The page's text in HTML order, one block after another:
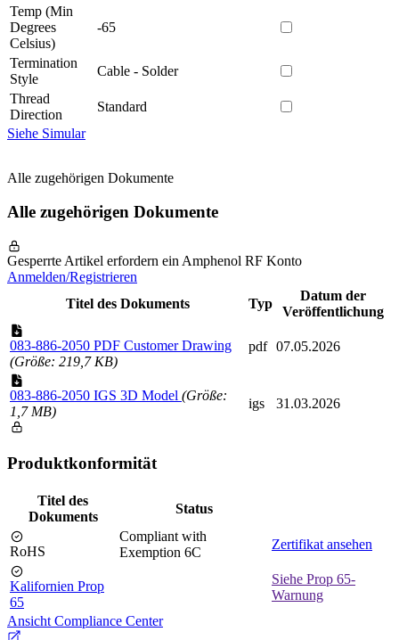
Temp (Min
Degrees
Celsius)
-65
Termination
Style
Cable - Solder
Thread
Direction
Standard
Siehe Simular
Alle zugehörigen Dokumente
Alle zugehörigen Dokumente
Gesperrte Artikel erfordern ein Amphenol RF Konto
Anmelden/Registrieren
Titel des Dokuments
Typ
Datum der
Veröffentlichung
083-886-2050 PDF Customer Drawing
(Größe: 219,7 KB)
pdf 07.05.2026
083-886-2050 IGS 3D Model (Größe:
1,7 MB)
igs 31.03.2026
Produktkonformität
Titel des
Dokuments
Status
RoHS
Compliant with
Exemption 6C
Zertifikat ansehen
Kalifornien Prop
65
Siehe Prop 65-
Warnung
Ansicht Compliance Center